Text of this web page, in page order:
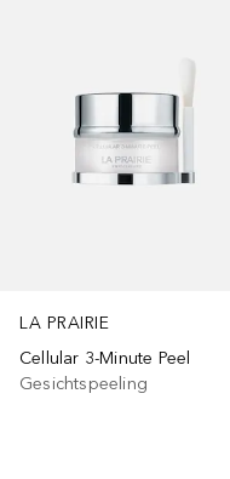
LA PRAIRIE
Cellular 3-Minute Peel
Gesichtspeeling